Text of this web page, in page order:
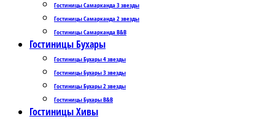
Гостиницы Самарканда 3 звезды
Гостиницы Самарканда 2 звезды
Гостиницы Самарканда B&B
Гостиницы Бухары
Гостиницы Бухары 4 звезды
Гостиницы Бухары 3 звезды
Гостиницы Бухары 2 звезды
Гостиницы Бухары B&B
Гостиницы Хивы